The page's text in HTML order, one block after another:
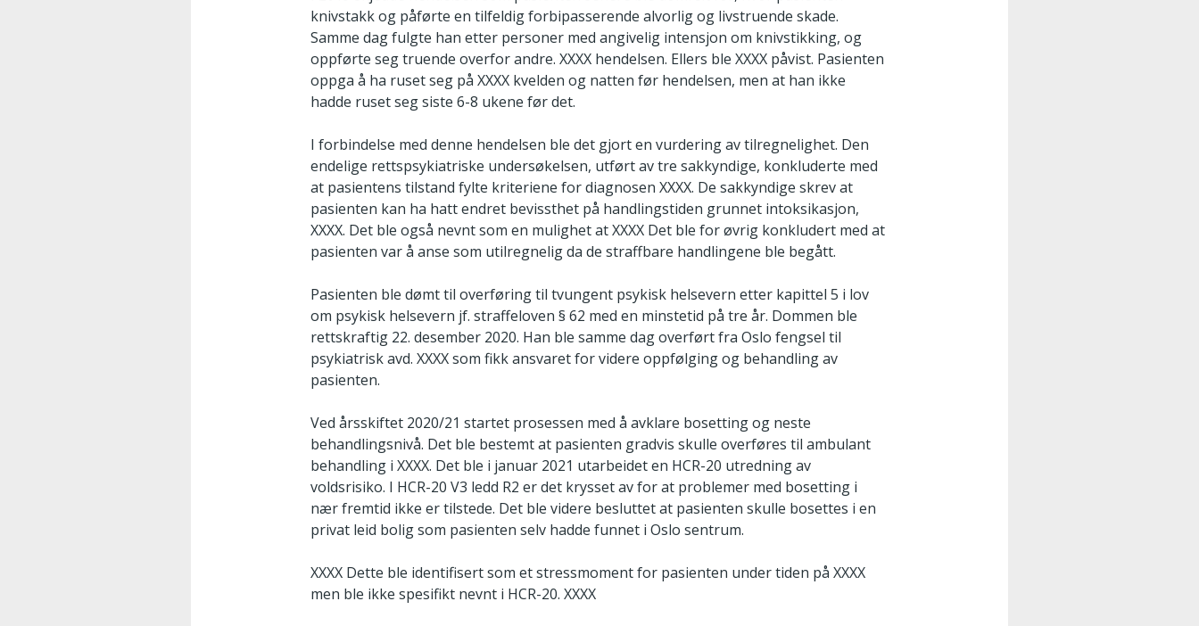
knivstakk og påførte en tilfeldig forbipasserende alvorlig og livstruende skade.
Samme dag fulgte han etter personer med angivelig intensjon om knivstikking, og
oppførte seg truende overfor andre. XXXX hendelsen. Ellers ble XXXX påvist. Pasienten
oppga å ha ruset seg på XXXX kvelden og natten før hendelsen, men at han ikke
hadde ruset seg siste 6-8 ukene før det.
I forbindelse med denne hendelsen ble det gjort en vurdering av tilregnelighet. Den
endelige rettspsykiatriske undersøkelsen, utført av tre sakkyndige, konkluderte med
at pasientens tilstand fylte kriteriene for diagnosen XXXX. De sakkyndige skrev at
pasienten kan ha hatt endret bevissthet på handlingstiden grunnet intoksikasjon,
XXXX. Det ble også nevnt som en mulighet at XXXX Det ble for øvrig konkludert med at
pasienten var å anse som utilregnelig da de straffbare handlingene ble begått.
Pasienten ble dømt til overføring til tvungent psykisk helsevern etter kapittel 5 i lov
om psykisk helsevern jf. straffeloven § 62 med en minstetid på tre år. Dommen ble
rettskraftig 22. desember 2020. Han ble samme dag overført fra Oslo fengsel til
psykiatrisk avd. XXXX som fikk ansvaret for videre oppfølging og behandling av
pasienten.
Ved årsskiftet 2020/21 startet prosessen med å avklare bosetting og neste
behandlingsnivå. Det ble bestemt at pasienten gradvis skulle overføres til ambulant
behandling i XXXX. Det ble i januar 2021 utarbeidet en HCR-20 utredning av
voldsrisiko. I HCR-20 V3 ledd R2 er det krysset av for at problemer med bosetting i
nær fremtid ikke er tilstede. Det ble videre besluttet at pasienten skulle bosettes i en
privat leid bolig som pasienten selv hadde funnet i Oslo sentrum.
XXXX Dette ble identifisert som et stressmoment for pasienten under tiden på XXXX
men ble ikke spesifikt nevnt i HCR-20. XXXX